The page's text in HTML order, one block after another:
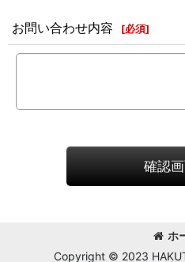
お問い合わせ内容 [必須]
確認
ホ
Copyright © 2023